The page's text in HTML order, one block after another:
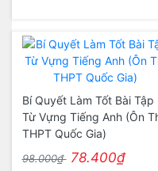
Bí Quyết Làm Tốt Bài Tập
Từ Vựng Tiếng Anh (Ôn
THPT Quốc Gia)
98.000₫ 78.400₫